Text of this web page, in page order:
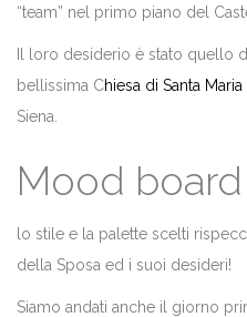
“team” nel primo piano del
Il loro desiderio è stato quello
bellissima Chiesa di Santa
Siena.
Mood board
lo stile e la palette scelti
della Sposa ed i suoi desideri!
Siamo andati anche il giorno